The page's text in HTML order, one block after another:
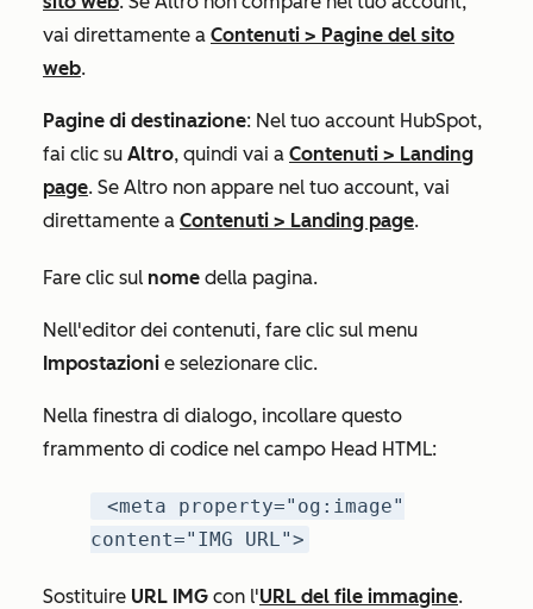
vai direttamente a Contenuti > Pagine del sito
web.
Pagine di destinazione: Nel tuo account HubSpot,
fai clic su Altro, quindi vai a Contenuti > Landing
page. Se Altro non appare nel tuo account, vai
direttamente a Contenuti > Landing page.
Fare clic sul nome della pagina.
Nell'editor dei contenuti, fare clic sul menu
Impostazioni e selezionare clic.
Nella finestra di dialogo, incollare questo
frammento di codice nel campo Head HTML:
<meta property="og:image"
content="IMG URL">
Sostituire URL IMG con l'URL del file immagine.